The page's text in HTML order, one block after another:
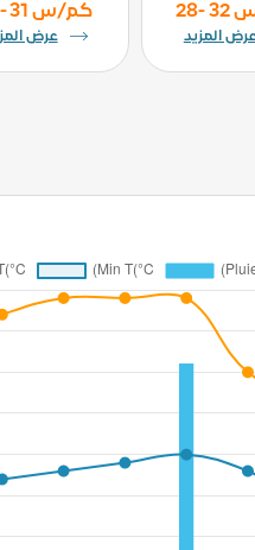
27- 31 كم/س
عرض
س
المزيد